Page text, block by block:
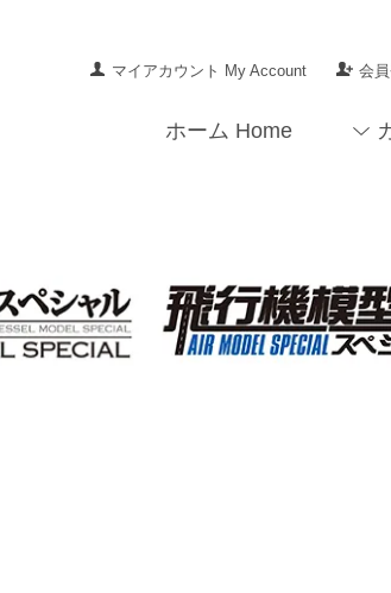
マイアカウント My Account 会
ホーム Home